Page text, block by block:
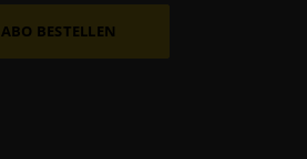
ABO BESTELLEN